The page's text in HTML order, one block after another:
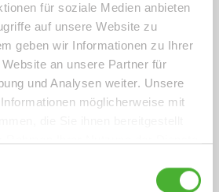
für soziale Medien anbieten
auf unsere Website zu
geben wir Informationen zu Ihrer
an unsere Partner für
und Analysen weiter. Unsere
möglicherweise mit